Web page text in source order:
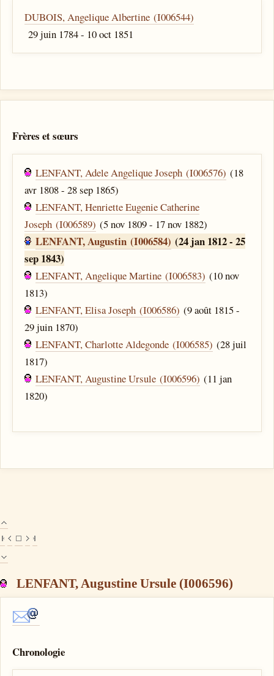
DUBOIS, Angelique Albertine (I006544)
29 juin 1784 - 10 oct 1851
Frères et sœurs
LENFANT, Adele Angelique Joseph (I006576) (18
avr 1808 - 28 sep 1865)
LENFANT, Henriette Eugenie Catherine
Joseph (I006589) (5 nov 1809 - 17 nov 1882)
LENFANT, Augustin (I006584) (24 jan 1812 - 25
sep 1843)
LENFANT, Angelique Martine (I006583) (10 nov
1813)
LENFANT, Elisa Joseph (I006586) (9 août 1815 -
29 juin 1870)
LENFANT, Charlotte Aldegonde (I006585) (28 juil
1817)
LENFANT, Augustine Ursule (I006596) (11 jan
1820)
LENFANT, Augustine Ursule (I006596)
Chronologie